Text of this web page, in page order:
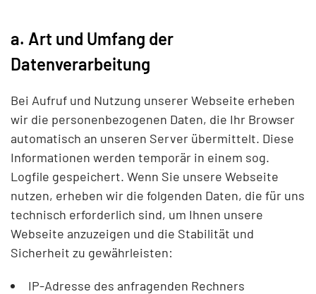
a. Art und Umfang der
Datenverarbeitung
Bei Aufruf und Nutzung unserer Webseite erheben
wir die personenbezogenen Daten, die Ihr Browser
automatisch an unseren Server übermittelt. Diese
Informationen werden temporär in einem sog.
Logfile gespeichert. Wenn Sie unsere Webseite
nutzen, erheben wir die folgenden Daten, die für uns
technisch erforderlich sind, um Ihnen unsere
Webseite anzuzeigen und die Stabilität und
Sicherheit zu gewährleisten:
IP-Adresse des anfragenden Rechners